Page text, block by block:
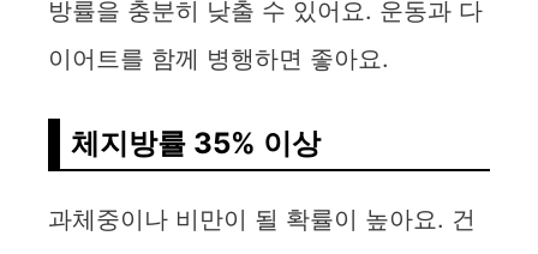
방률을 충분히 낮출 수 있어요. 운동과 다
이어트를 함께 병행하면 좋아요.
체지방률 35% 이상
과체중이나 비만이 될 확률이 높아요. 건